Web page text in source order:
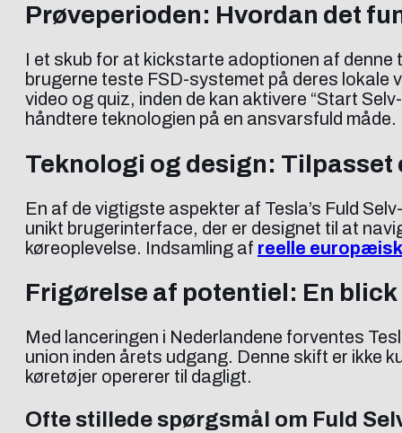
Prøveperioden: Hvordan det
I et skub for at kickstarte adoptionen af
brugerne teste FSD-systemet på deres lokale
video og quiz, inden de kan aktivere “Start
håndtere teknologien på en ansvarsfuld måde.
Teknologi og design:
En af de vigtigste aspekter af Tesla’s Fuld
unikt brugerinterface, der er designet til at
køreoplevelse. Indsamling af reelle
Frigørelse af potentiel: En
Med lanceringen i Nederlandene forventes
union inden årets udgang. Denne skift er ikke
køretøjer opererer til dagligt.
Ofte stillede spørgsmål om Fuld